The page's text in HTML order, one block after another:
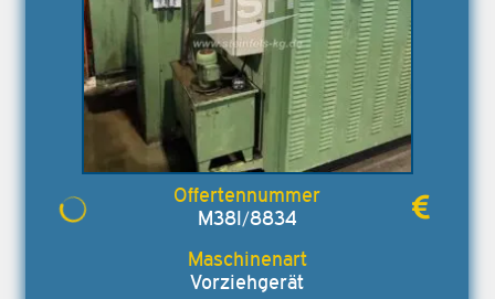
M38I/8834
Vorziehgerät